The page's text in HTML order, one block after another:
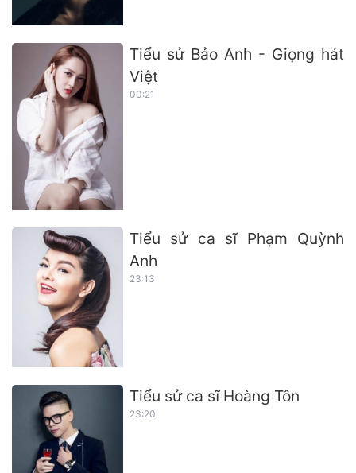
Tiểu sử Bảo Anh - Giọng hát
Việt
00:21
Tiểu sử ca sĩ Phạm Quỳnh
Anh
23:13
Tiểu sử ca sĩ Hoàng Tôn
23:20